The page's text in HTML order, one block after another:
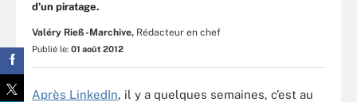
d’un piratage.
Valéry Rieß-Marchive, Rédacteur en chef
Publié le: 01 août 2012
Après LinkedIn, il y a quelques semaines, c’est au